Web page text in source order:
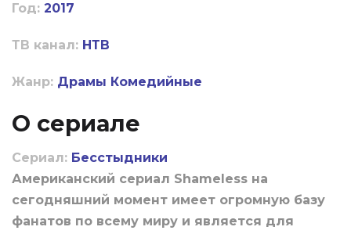
Год: 2017
ТВ канал: НТВ
Жанр: Драмы Комедийные
О сериале
Сериал: Бесстыдники
Американский сериал Shameless на
сегодняшний момент имеет огромную базу
фанатов по всему миру и является для